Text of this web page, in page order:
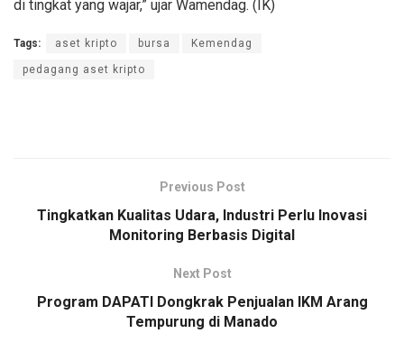
di tingkat yang wajar,” ujar Wamendag. (IK)
Tags: aset kripto bursa Kemendag
pedagang aset kripto
Previous Post
Tingkatkan Kualitas Udara, Industri Perlu Inovasi
Monitoring Berbasis Digital
Next Post
Program DAPATI Dongkrak Penjualan IKM Arang
Tempurung di Manado